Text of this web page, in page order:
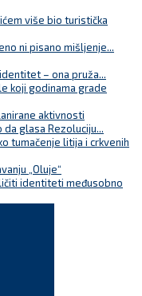
više bio turistička
ni pisano mišljenje...
– ona pruža...
koji godinama grade
aktivnosti
glasa Rezoluciju...
tumačenje litija i crkvenih
„Oluje“
identiteti međusobno